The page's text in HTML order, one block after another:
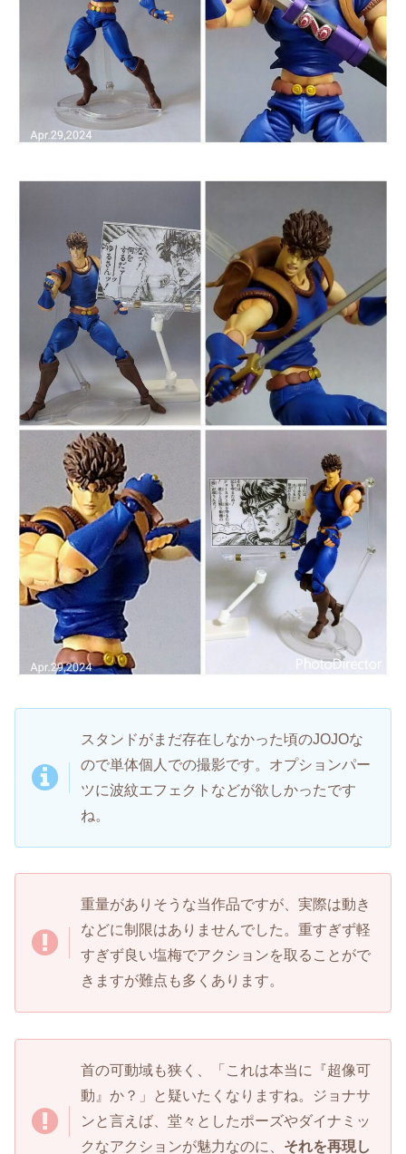
スタンドがまだ存在しなかった頃のJOJOな
ので単体個人での撮影です。オプションパー
ツに波紋エフェクトなどが欲しかったです
ね。
重量がありそうな当作品ですが、実際は動き
などに制限はありませんでした。重すぎず軽
すぎず良い塩梅でアクションを取ることがで
きますが難点も多くあります。
首の可動域も狭く、「これは本当に『超像可
動』か？」と疑いたくなりますね。ジョナサ
ンと言えば、堂々としたポーズやダイナミッ
クなアクションが魅力なのに、 それを再現し